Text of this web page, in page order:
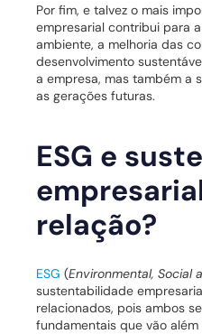
Por fim, e talvez o mais
empresarial contribui para
ambiente, a melhoria das
desenvolvimento
a empresa, mas também a
as gerações futuras.
ESG e
relação?
ESG (Environmental, Social
sustentabilidade
relacionados, pois ambos
fundamentais que vão